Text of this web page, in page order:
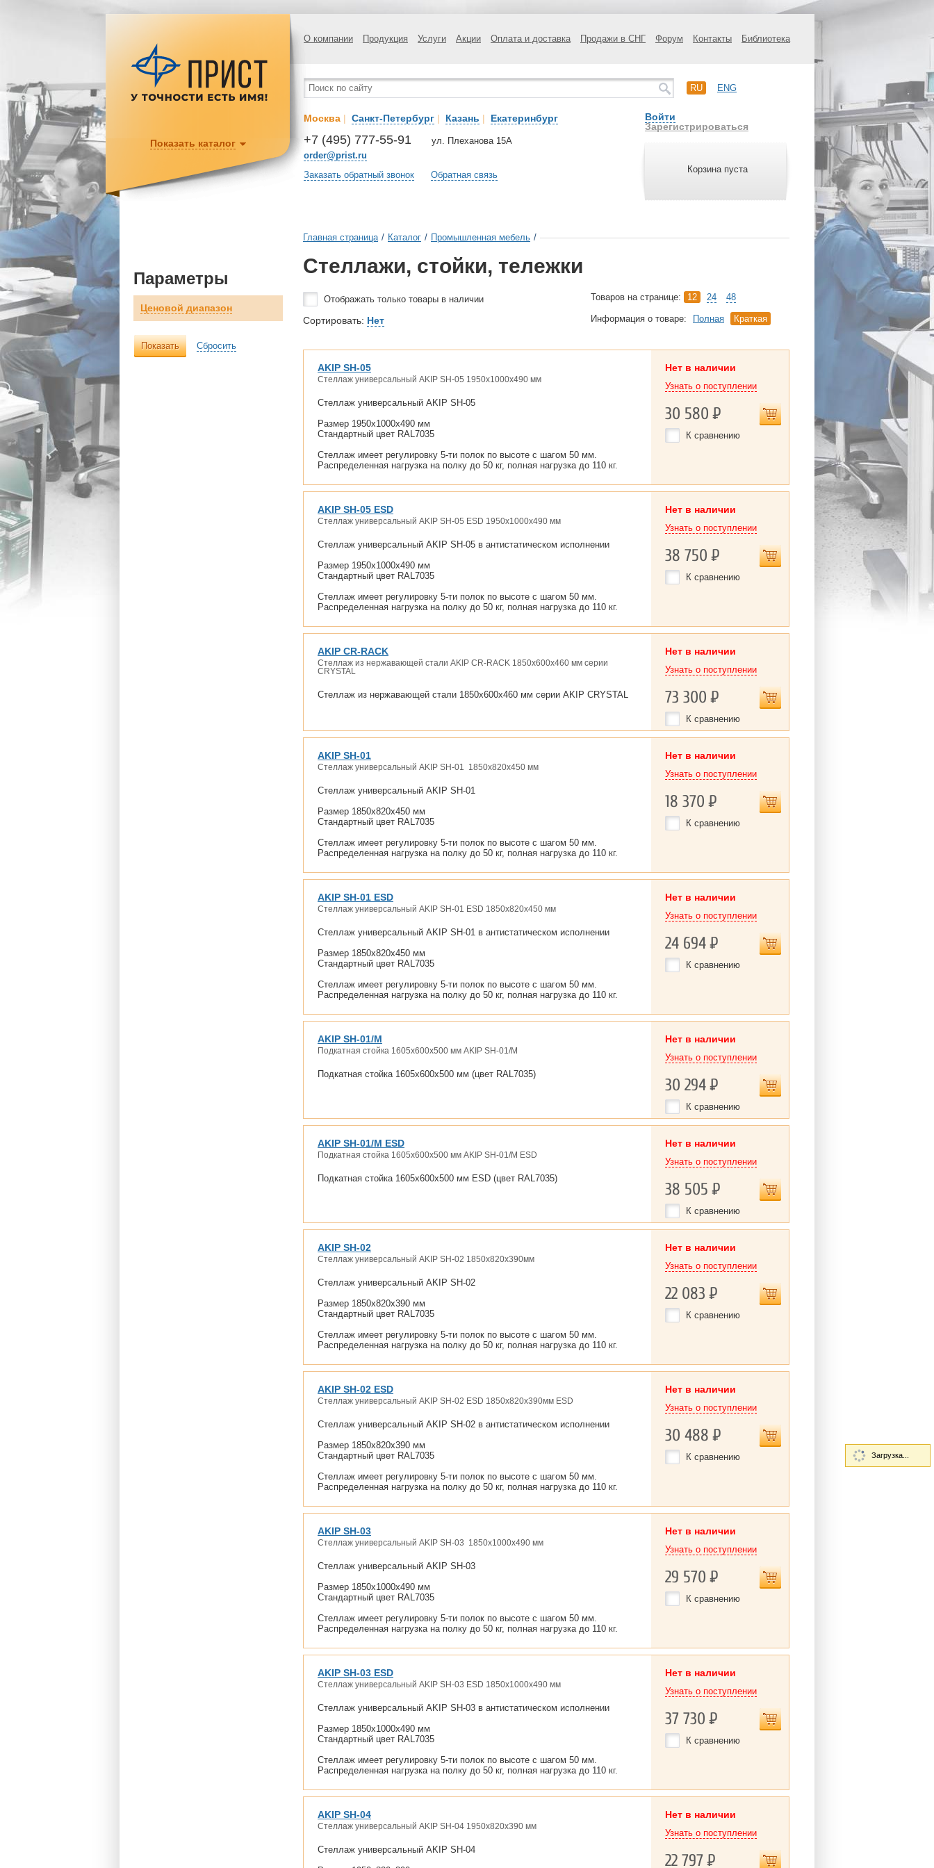
О компании Продукция Услуги Акции Оплата и доставка Продажи в СНГ Форум Контакты Библиотека
RU ENG
Москва | Санкт-Петербург | Казань | Екатеринбург
+7 (495) 777-55-91
order@prist.ru
ул. Плеханова 15А
Заказать обратный звонок Обратная связь
Войти
Зарегистрироваться
Корзина пуста
Показать каталог
Параметры
Ценовой диапазон
Показать Сбросить
Главная страница / Каталог / Промышленная мебель /
Стеллажи, стойки, тележки
Отображать только товары в наличии Товаров на странице: 12 24 48
Сортировать: Нет Информация о товаре: Полная Краткая
AKIP SH-05
Стеллаж универсальный AKIP SH-05 1950x1000x490 мм
Стеллаж универсальный AKIP SH-05
Размер 1950x1000x490 мм
Стандартный цвет RAL7035
Стеллаж имеет регулировку 5-ти полок по высоте с шагом 50 мм.
Распределенная нагрузка на полку до 50 кг, полная нагрузка до 110 кг.
Нет в наличии
Узнать о поступлении
30 580Р
К сравнению
AKIP SH-05 ESD
Стеллаж универсальный AKIP SH-05 ESD 1950x1000x490 мм
Стеллаж универсальный AKIP SH-05 в антистатическом исполнении
Размер 1950x1000x490 мм
Стандартный цвет RAL7035
Стеллаж имеет регулировку 5-ти полок по высоте с шагом 50 мм.
Распределенная нагрузка на полку до 50 кг, полная нагрузка до 110 кг.
Нет в наличии
Узнать о поступлении
38 750Р
К сравнению
AKIP CR-RACK
Стеллаж из нержавающей стали AKIP CR-RACK 1850х600х460 мм серии
CRYSTAL
Стеллаж из нержавающей стали 1850х600х460 мм серии AKIP CRYSTAL
Нет в наличии
Узнать о поступлении
73 300Р
К сравнению
AKIP SH-01
Стеллаж универсальный AKIP SH-01 1850х820х450 мм
Стеллаж универсальный AKIP SH-01
Размер 1850х820х450 мм
Стандартный цвет RAL7035
Стеллаж имеет регулировку 5-ти полок по высоте с шагом 50 мм.
Распределенная нагрузка на полку до 50 кг, полная нагрузка до 110 кг.
Нет в наличии
Узнать о поступлении
18 370Р
К сравнению
AKIP SH-01 ESD
Стеллаж универсальный AKIP SH-01 ESD 1850х820х450 мм
Стеллаж универсальный AKIP SH-01 в антистатическом исполнении
Размер 1850х820х450 мм
Стандартный цвет RAL7035
Стеллаж имеет регулировку 5-ти полок по высоте с шагом 50 мм.
Распределенная нагрузка на полку до 50 кг, полная нагрузка до 110 кг.
Нет в наличии
Узнать о поступлении
24 694Р
К сравнению
AKIP SH-01/M
Подкатная стойка 1605x600x500 мм AKIP SH-01/M
Подкатная стойка 1605x600x500 мм (цвет RAL7035)
Нет в наличии
Узнать о поступлении
30 294Р
К сравнению
AKIP SH-01/M ESD
Подкатная стойка 1605x600x500 мм AKIP SH-01/M ESD
Подкатная стойка 1605x600x500 мм ESD (цвет RAL7035)
Нет в наличии
Узнать о поступлении
38 505Р
К сравнению
AKIP SH-02
Стеллаж универсальный AKIP SH-02 1850x820x390мм
Стеллаж универсальный AKIP SH-02
Размер 1850x820x390 мм
Стандартный цвет RAL7035
Стеллаж имеет регулировку 5-ти полок по высоте с шагом 50 мм.
Распределенная нагрузка на полку до 50 кг, полная нагрузка до 110 кг.
Нет в наличии
Узнать о поступлении
22 083Р
К сравнению
AKIP SH-02 ESD
Стеллаж универсальный AKIP SH-02 ESD 1850x820x390мм ESD
Стеллаж универсальный AKIP SH-02 в антистатическом исполнении
Размер 1850x820x390 мм
Стандартный цвет RAL7035
Стеллаж имеет регулировку 5-ти полок по высоте с шагом 50 мм.
Распределенная нагрузка на полку до 50 кг, полная нагрузка до 110 кг.
Нет в наличии
Узнать о поступлении
30 488Р
К сравнению
AKIP SH-03
Стеллаж универсальный AKIP SH-03 1850x1000x490 мм
Стеллаж универсальный AKIP SH-03
Размер 1850x1000x490 мм
Стандартный цвет RAL7035
Стеллаж имеет регулировку 5-ти полок по высоте с шагом 50 мм.
Распределенная нагрузка на полку до 50 кг, полная нагрузка до 110 кг.
Нет в наличии
Узнать о поступлении
29 570Р
К сравнению
AKIP SH-03 ESD
Стеллаж универсальный AKIP SH-03 ESD 1850x1000x490 мм
Стеллаж универсальный AKIP SH-03 в антистатическом исполнении
Размер 1850x1000x490 мм
Стандартный цвет RAL7035
Стеллаж имеет регулировку 5-ти полок по высоте с шагом 50 мм.
Распределенная нагрузка на полку до 50 кг, полная нагрузка до 110 кг.
Нет в наличии
Узнать о поступлении
37 730Р
К сравнению
AKIP SH-04
Стеллаж универсальный AKIP SH-04 1950x820x390 мм
Стеллаж универсальный AKIP SH-04
Нет в наличии
Узнать о поступлении
22 797Р
Загрузка...